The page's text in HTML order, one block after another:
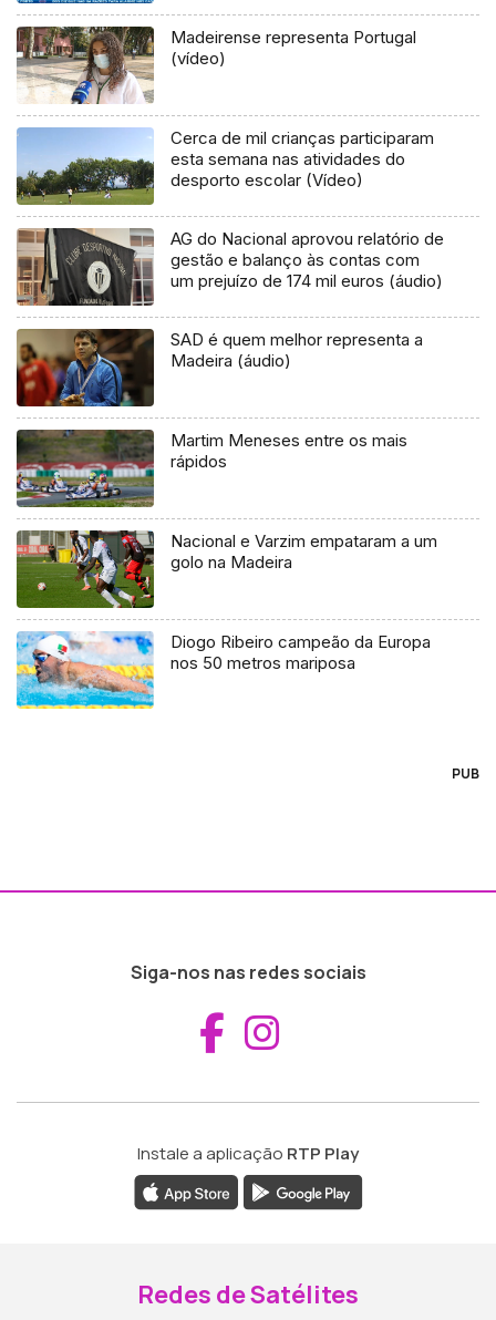
Madeirense representa Portugal
(vídeo)
Cerca de mil crianças participaram
esta semana nas atividades do
desporto escolar (Vídeo)
AG do Nacional aprovou relatório de
gestão e balanço às contas com
um prejuízo de 174 mil euros (áudio)
SAD é quem melhor representa a
Madeira (áudio)
Martim Meneses entre os mais
rápidos
Nacional e Varzim empataram a um
golo na Madeira
Diogo Ribeiro campeão da Europa
nos 50 metros mariposa
PUB
Siga-nos nas redes sociais
Aceder ao
Instale a aplicação RTP Play
Redes de Satélites